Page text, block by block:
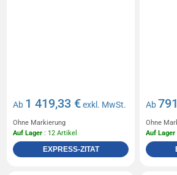
Ab 1 419,33 €exkl. MwSt.
Ohne Markierung
Auf Lager : 12 Artikel
EXPRESS-ZITAT
Ab
Ohne
Auf Lager